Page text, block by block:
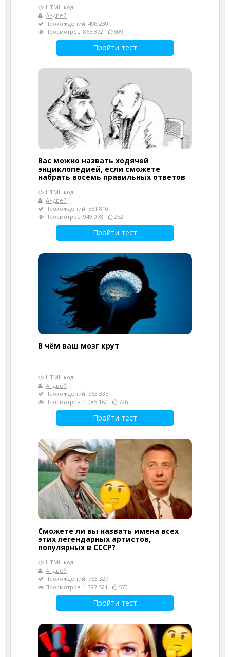
HTML-код
Андрей
Прохождений: 498 230
Просмотров: 865 372
809
Пройти тест
Вас можно назвать ходячей
энциклопедией, если сможете
набрать восемь правильных ответов
HTML-код
Андрей
Прохождений: 551 810
Просмотров: 949 078
252
Пройти тест
В чём ваш мозг крут
HTML-код
Андрей
Прохождений: 563 335
Просмотров: 1 085 160
726
Пройти тест
Сможете ли вы назвать имена всех
этих легендарных артистов,
популярных в СССР?
HTML-код
Андрей
Прохождений: 753 327
Просмотров: 1 397 521
570
Пройти тест